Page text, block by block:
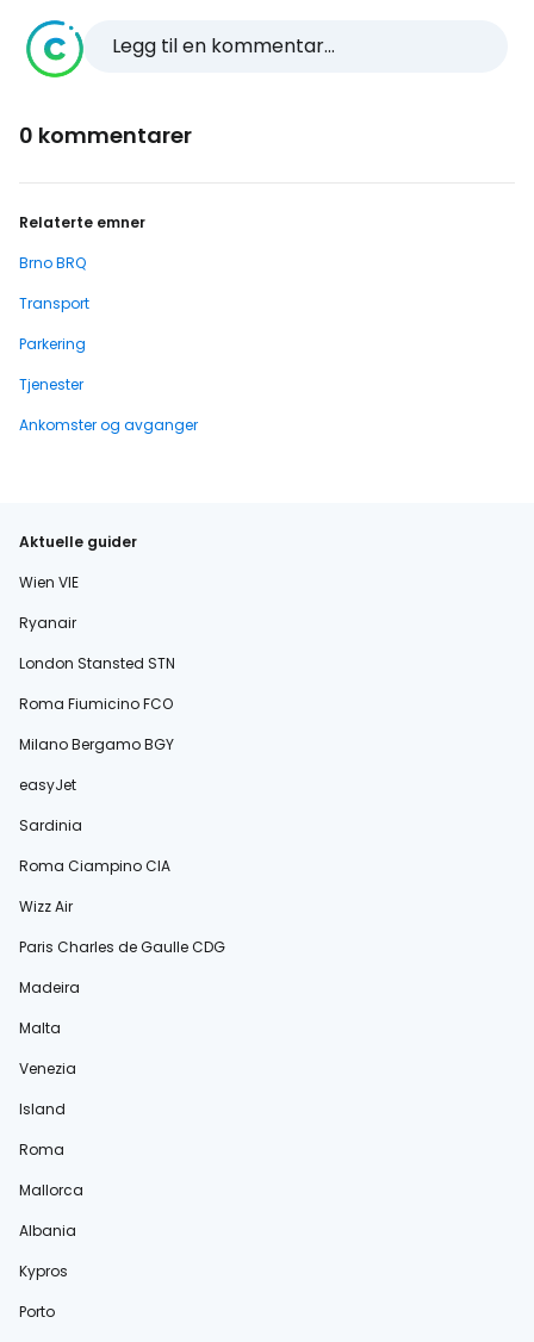
Legg til en kommentar...
0 kommentarer
Relaterte emner
Brno BRQ
Transport
Parkering
Tjenester
Ankomster og avganger
Aktuelle guider
Wien VIE
Ryanair
London Stansted STN
Roma Fiumicino FCO
Milano Bergamo BGY
easyJet
Sardinia
Roma Ciampino CIA
Wizz Air
Paris Charles de Gaulle CDG
Madeira
Malta
Venezia
Island
Roma
Mallorca
Albania
Kypros
Porto